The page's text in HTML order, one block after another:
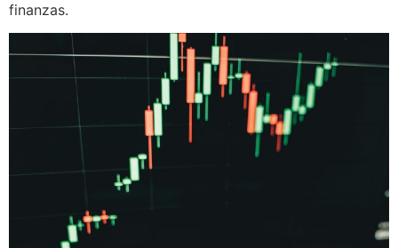
finanzas.